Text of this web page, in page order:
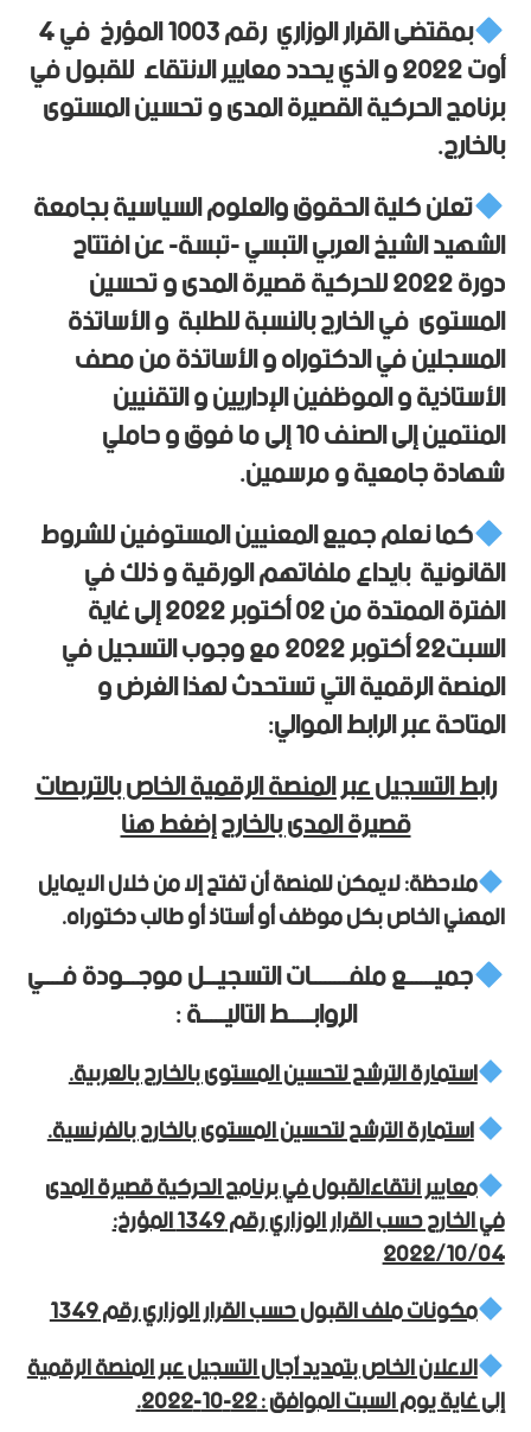
بمقتضى القرار الوزاري رقم 1003 المؤرخ في 4
أوت 2022 و الذي يحدد معايير الانتقاء للقبول في
برنامج الحركية القصيرة المدى و تحسين المستوى
بالخارج.
تعلن كلية الحقوق والعلوم السياسية بجامعة
الشهيد الشيخ العربي التبسي -تبسة- عن افتتاح
دورة 2022 للحركية قصيرة المدى و تحسين
المستوى في الخارج بالنسبة للطلبة و الأساتذة
المسجلين في الدكتوراه و الأساتذة من مصف
الأستاذية و الموظفين الإداريين و التقنيين
المنتمين إلى الصنف 10 إلى ما فوق و حاملي
شهادة جامعية و مرسمين.
كما نعلم جميع المعنيين المستوفين للشروط
القانونية بإيداع ملفاتهم الورقية و ذلك في
الفترة الممتدة من 02 أكتوبر 2022 إلى غاية
السبت22 أكتوبر 2022 مع وجوب التسجيل في
المنصة الرقمية التي تستحدث لهذا الغرض و
المتاحة عبر الرابط الموالي:
رابط التسجيل عبر المنصة الرقمية الخاص بالتربصات
قصيرة المدى بالخارج إضغط هنا
ملاحظة: لايمكن للمنصة أن تفتح إلا من خلال الايمايل
المهني الخاص بكل موظف أو أستاذ أو طالب دكتوراه.
جميــــــع ملفــــــــات التسجيـــل موجـــودة فــــي
الروابـــــط التاليـــــة :
استمارة الترشح لتحسين المستوى بالخارج بالعربية.
استمارة الترشح لتحسين المستوى بالخارج بالفرنسية.
معايير انتقاءالقبول في برنامج الحركية قصيرة المدى
في الخارج حسب القرار الوزاري رقم 1349 المؤرخ:
2022/10/04
مكونات ملف القبول حسب القرار الوزاري رقم 1349
الاعلان الخاص بتمديد آجال التسجيل عبر المنصة الرقمية
إلى غاية يوم السبت الموافق : 22-10-2022.